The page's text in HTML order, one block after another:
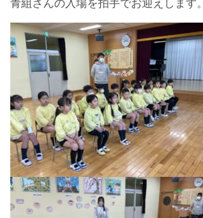
青組さんの入場を拍手でお迎えします。